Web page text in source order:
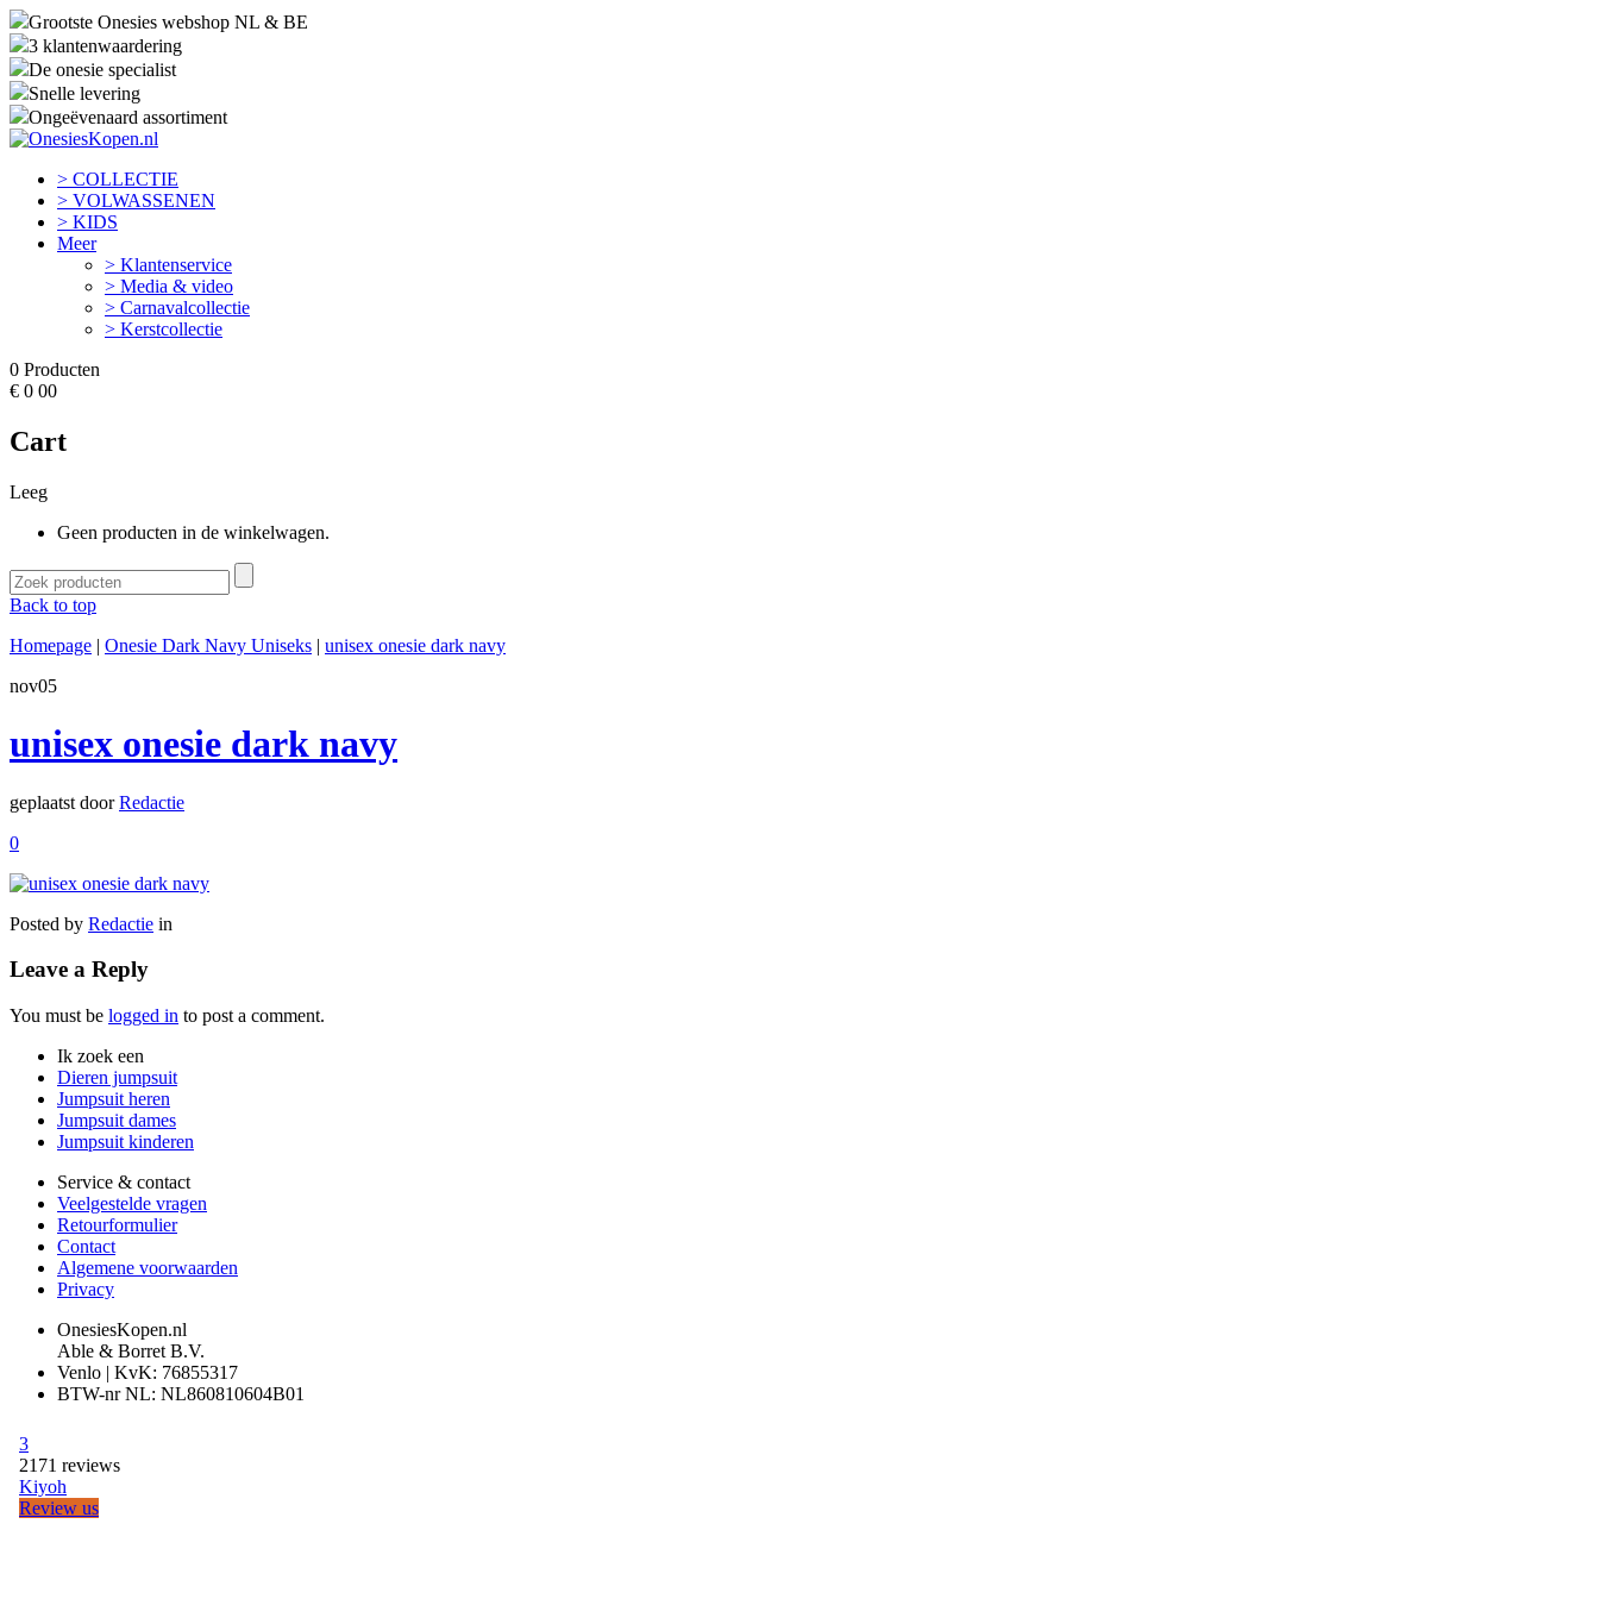
Grootste Onesies webshop NL & BE
3 klantenwaardering
De onesie specialist
Snelle levering
Ongeëvenaard assortiment
> COLLECTIE
> VOLWASSENEN
> KIDS
Meer
> Klantenservice
> Media & video
> Carnavalcollectie
> Kerstcollectie
0 Producten
€ 0 00
Cart
Leeg
Geen producten in de winkelwagen.
Back to top
Homepage | Onesie Dark Navy Uniseks | unisex onesie dark navy
nov05
unisex onesie dark navy
geplaatst doorRedactie
0
Posted by Redactie in
Leave a Reply
You must be logged in to post a comment.
Ik zoek een
Dieren jumpsuit
Jumpsuit heren
Jumpsuit dames
Jumpsuit kinderen
Service & contact
Veelgestelde vragen
Retourformulier
Contact
Algemene voorwaarden
Privacy
OnesiesKopen.nl
Able & Borret B.V.
Venlo | KvK: 76855317
BTW-nr NL: NL860810604B01